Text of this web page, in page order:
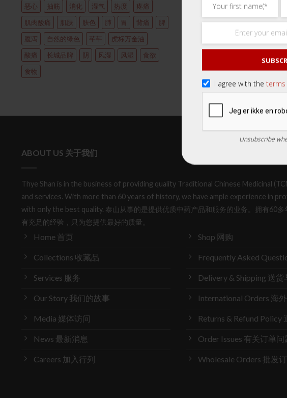
恶心
抽筋 消化 湿气 热度
疼痛
肌肉酸痛
肌肤 肤色 肺 胃 背痛
脾
腹泻
自然的绿色 芊芊
虎标万金油
酸痛
长城品牌 阴 风湿 风湿
食欲
食物
ABOUT US 关于我们
Thye Shan is in the business of providing quality Traditional Chinese Medicinal
and services. With more than 60 years of history, we have ample experience in
with only the best quality. 泰山从事的是提供优质中药产品和服务的业务。拥有60多
有充足的经验，只为您提供最好的质量。
Home 首页
Collections 收藏品
Services 服务
Our Story 我们的故事
Media 媒体访问
News 最新消息
Careers 加入行列
Shop 网购
Frequently Asked
Delivery & Shipping 送货
International Orders 海
Returns & Refund Policy
Order Issues 有关订单问
Wholesale Orders 批发
I agree with the
Unsubscribe